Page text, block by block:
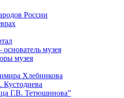
России
музея
музея
Хлебникова
Г.В. Тетюшинова”